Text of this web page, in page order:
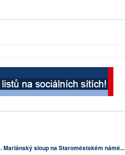
sloup na Staroměstském námě...